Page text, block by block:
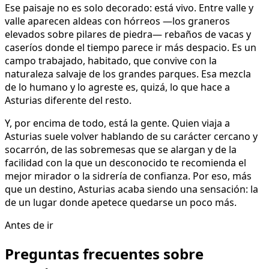
Ese paisaje no es solo decorado: está vivo. Entre valle y
valle aparecen aldeas con hórreos —los graneros
elevados sobre pilares de piedra— rebaños de vacas y
caseríos donde el tiempo parece ir más despacio. Es un
campo trabajado, habitado, que convive con la
naturaleza salvaje de los grandes parques. Esa mezcla
de lo humano y lo agreste es, quizá, lo que hace a
Asturias diferente del resto.
Y, por encima de todo, está la gente. Quien viaja a
Asturias suele volver hablando de su carácter cercano y
socarrón, de las sobremesas que se alargan y de la
facilidad con la que un desconocido te recomienda el
mejor mirador o la sidrería de confianza. Por eso, más
que un destino, Asturias acaba siendo una sensación: la
de un lugar donde apetece quedarse un poco más.
Antes de ir
Preguntas frecuentes sobre